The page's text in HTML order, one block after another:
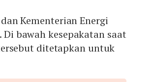
Kementerian Energi
bawah kesepakatan saat
ditetapkan untuk